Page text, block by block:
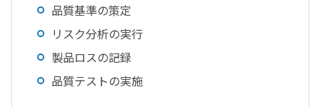
品質基準の策定
リスク分析の実行
製品ロスの記録
品質テストの実施